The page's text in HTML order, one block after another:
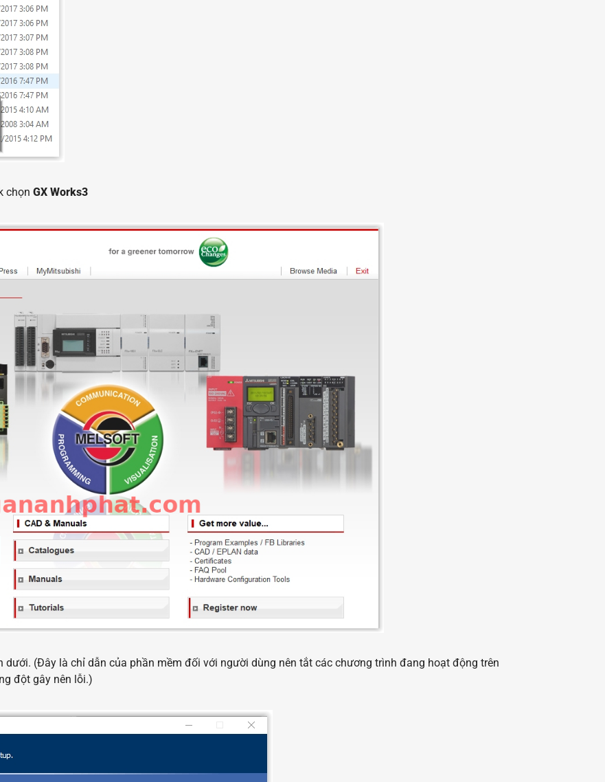
chọn GX Works3
(Đây là chỉ dẫn của phần mềm đối với người dùng nên tắt các chương trình đang hoạt động trên
đột gây nên lỗi.)